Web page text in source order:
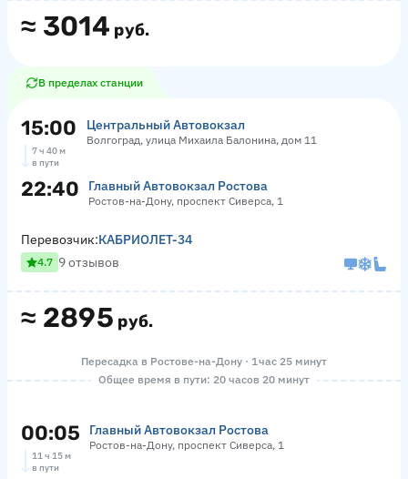
≈ 3014 руб.
В пределах станции
15:00 Центральный Автовокзал
Волгоград, улица Михаила Балонина, дом 11
7 ч 40 м
в пути
22:40 Главный Автовокзал Ростова
Ростов-на-Дону, проспект Сиверса, 1
≈ 2895 руб.
Перевозчик:КАБРИОЛЕТ-34
4.7 9 отзывов
Пересадка в Ростове-на-Дону · 1 час 25 минут
Общее время в пути: 20 часов 20 минут
00:05 Главный Автовокзал Ростова
Ростов-на-Дону, проспект Сиверса, 1
11 ч 15 м
в пути